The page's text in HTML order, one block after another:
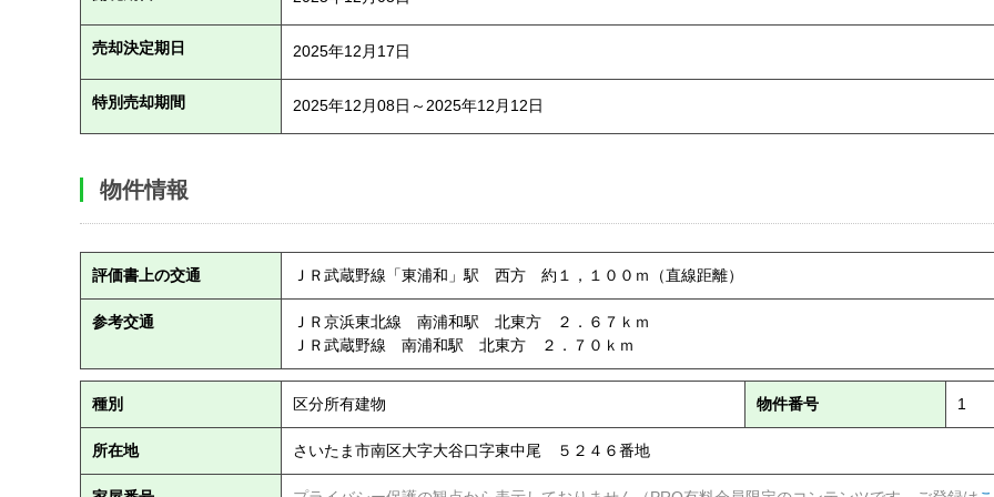
売却決定期日 2025年12月17日
特別売却期間 2025年12月08日～2025年12月12日
物件情報
評価書上の交通 ＪＲ武蔵野線「東浦和」駅 西方 約１，１００ｍ（直線距離）
参考交通
ＪＲ京浜東北線 南浦和駅 北東方 ２．６７ｋｍ
ＪＲ武蔵野線 南浦和駅 北東方 ２．７０ｋｍ
種別 区分所有建物 物件番号 1
所在地 さいたま市南区大字大谷口字東中尾 ５２４６番地